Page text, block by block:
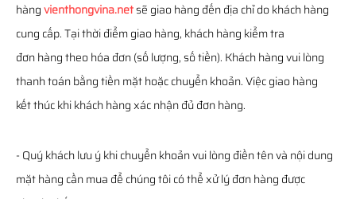
hàngvienthongvina.netsẽ giao hàng đến địa chỉ do khách hàng
cung cấp. Tại thời điểm giao hàng, khách hàng kiểm tra
đơn hàng theo hóa đơn (số lượng, số tiền). Khách hàng vui lòng
thanh toán bằng tiền mặt hoặc chuyển khoản. Việc giao hàng
kết thúc khi khách hàng xác nhận đủ đơn hàng.
- Quý khách lưu ý khi chuyển khoản vui lòng điền tên và nội dung
mặt hàng cần mua để chúng tôi có thể xử lý đơn hàng được